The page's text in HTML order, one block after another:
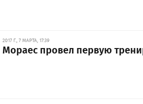
2017 Г., 7 МАРТА, 17:39
Мораес провел первую